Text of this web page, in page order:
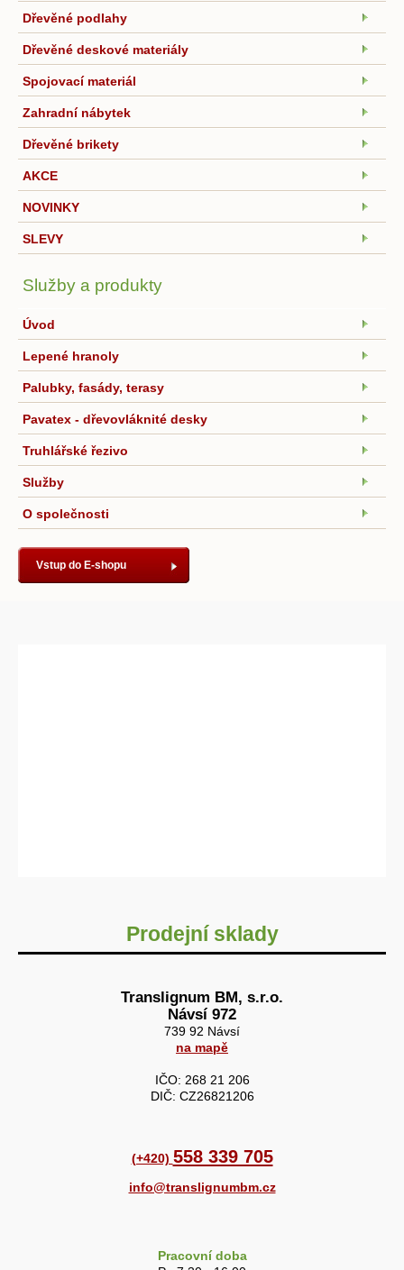
Dřevěné podlahy
Dřevěné deskové materiály
Spojovací materiál
Zahradní nábytek
Dřevěné brikety
AKCE
NOVINKY
SLEVY
Služby a produkty
Úvod
Lepené hranoly
Palubky, fasády, terasy
Pavatex - dřevovláknité desky
Truhlářské řezivo
Služby
O společnosti
Vstup do E-shopu
Prodejní sklady
Translignum BM, s.r.o.
Návsí 972
739 92 Návsí
na mapě
IČO: 268 21 206
DIČ: CZ26821206
(+420) 558 339 705
info@translignumbm.cz
Pracovní doba